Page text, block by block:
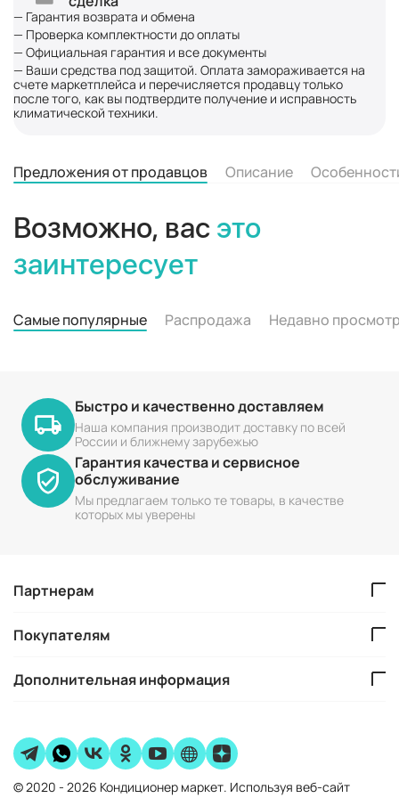
— Гарантия возврата и обмена
— Проверка комплектности до оплаты
— Официальная гарантия и все документы
— Ваши средства под защитой. Оплата замораживается на
счете маркетплейса и перечисляется продавцу только
после того, как вы подтвердите получение и исправность
климатической техники.
Предложения от продавцов Описание
Возможно, вас это
заинтересует
Самые популярные Распродажа Недавно
Быстро и качественно доставляем
Наша компания производит доставку по всей
России и ближнему зарубежью
Гарантия качества и сервисное
обслуживание
Мы предлагаем только те товары, в качестве
которых мы уверены
Партнерам
Покупателям
Дополнительная информация
© 2020 - 2026 Кондиционер маркет. Используя веб-сайт